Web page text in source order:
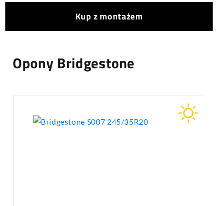
Kup z montażem
Opony Bridgestone